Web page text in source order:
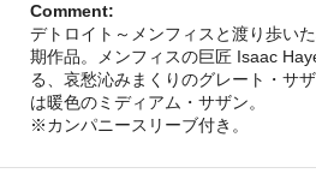
Comment:
デトロイト～メンフィスと渡り歩い
期作品。メンフィスの巨匠 Isaac
る、哀愁沁みまくりのグレート・サ
は暖色のミディアム・サザン。
※カンパニースリーブ付き。